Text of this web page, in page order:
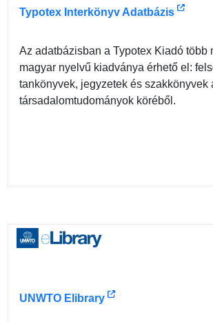
Typotex Interkönyv Adatbázis
Az adatbázisban a Typotex Kiadó több
magyar nyelvű kiadványa érhető el:
tankönyvek, jegyzetek és szakkönyvek
társadalomtudományok köréből.
UNWTO Elibrary